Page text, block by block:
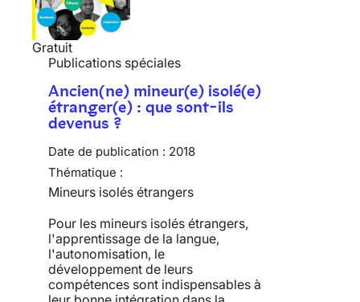
Gratuit
Publications spéciales
Ancien(ne) mineur(e) isolé(e)
étranger(e) : que sont-ils
devenus ?
Date de publication : 2018
Thématique :
Mineurs isolés étrangers
Pour les mineurs isolés étrangers,
l'apprentissage de la langue,
l'autonomisation, le
développement de leurs
compétences sont indispensables à